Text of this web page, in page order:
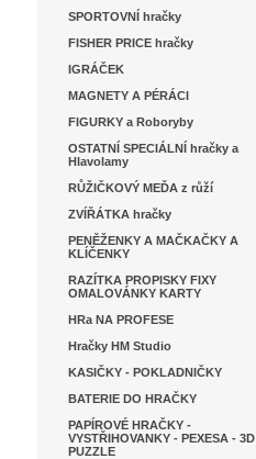
SPORTOVNÍ hračky
FISHER PRICE hračky
IGRÁČEK
MAGNETY A PÉRÁCI
FIGURKY a Roboryby
OSTATNÍ SPECIÁLNÍ hračky a
Hlavolamy
RŮŽIČKOVÝ MEĎA z růží
ZVÍŘÁTKA hračky
PENĚŽENKY A MAČKAČKY A
KLÍČENKY
RAZÍTKA PROPISKY FIXY
OMALOVÁNKY KARTY
HRa NA PROFESE
Hračky HM Studio
KASIČKY - POKLADNIČKY
BATERIE DO HRAČKY
PAPÍROVÉ HRAČKY -
VYSTŘIHOVANKY - PEXESA - 3D
PUZZLE